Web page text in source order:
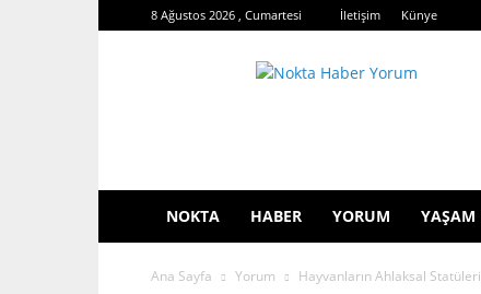
8 Ağustos 2026 , Cumartesi İletişim Künye
NOKTA HABER YORUM YAŞAM
Ana Sayfa Yorum Hayvanların Ahlaksal Statüleri